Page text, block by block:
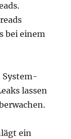
bei einem
System-
lassen
ein